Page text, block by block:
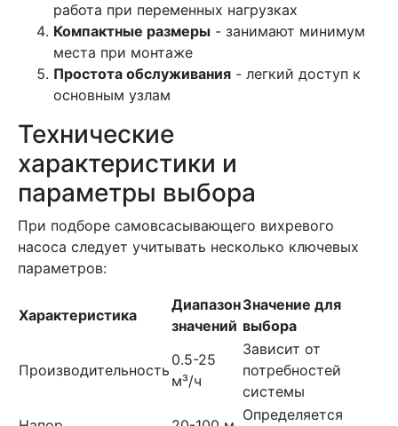
работа при переменных нагрузках
Компактные размеры - занимают минимум
места при монтаже
Простота обслуживания - легкий доступ к
основным узлам
Технические
характеристики и
параметры выбора
При подборе самовсасывающего вихревого
насоса следует учитывать несколько ключевых
параметров:
Характеристика
Диапазон
значений
Значение для
выбора
Производительность
0.5-25
м³/ч
Зависит от
потребностей
системы
Определяется